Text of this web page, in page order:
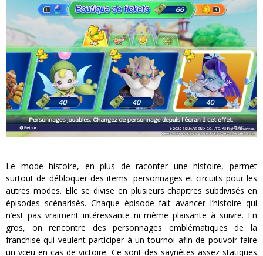
Le mode histoire, en plus de raconter une histoire, permet
surtout de débloquer des items: personnages et circuits pour les
autres modes. Elle se divise en plusieurs chapitres subdivisés en
épisodes scénarisés. Chaque épisode fait avancer l’histoire qui
n’est pas vraiment intéressante ni même plaisante à suivre. En
gros, on rencontre des personnages emblématiques de la
franchise qui veulent participer à un tournoi afin de pouvoir faire
un vœu en cas de victoire. Ce sont des saynètes assez statiques